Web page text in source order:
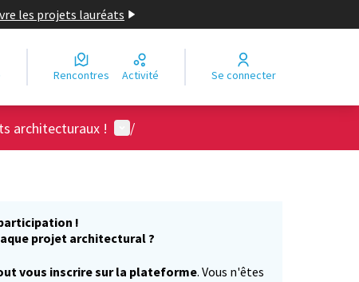
les projets lauréats
Rencontres Activité Se connecter
architecturaux ! Menu utilisateur
/
!
projet architectural ?
vous inscrire sur la plateforme. Vous n'êtes